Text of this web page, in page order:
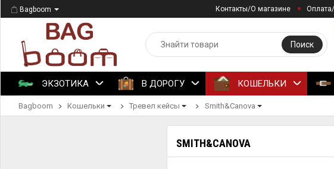
Bagboom Контакты/О магазине
Поиск
ЭКЗОТИКА В ДОРОГУ КОШЕЛЬКИ
Bagboom Кошельки Тревел кейсы Smith&Canova
SMITH&CANOVA